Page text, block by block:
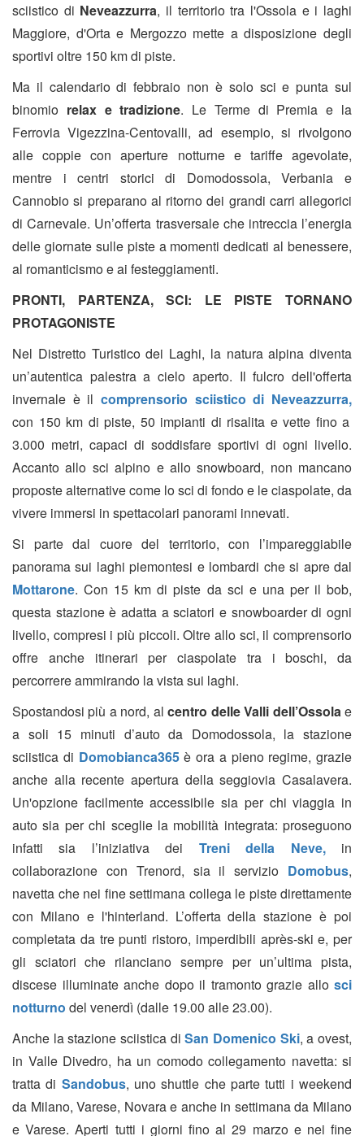
sciistico di Neveazzurra, il territorio tra l'Ossola e i laghi
Maggiore, d'Orta e Mergozzo mette a disposizione degli
sportivi oltre 150 km di piste.
Ma il calendario di febbraio non è solo sci e punta sul
binomio relax e tradizione. Le Terme di Premia e la
Ferrovia Vigezzina-Centovalli, ad esempio, si rivolgono
alle coppie con aperture notturne e tariffe agevolate,
mentre i centri storici di Domodossola, Verbania e
Cannobio si preparano al ritorno dei grandi carri allegorici
di Carnevale. Un’offerta trasversale che intreccia l’energia
delle giornate sulle piste a momenti dedicati al benessere,
al romanticismo e ai festeggiamenti.
PRONTI, PARTENZA, SCI: LE PISTE TORNANO
PROTAGONISTE
Nel Distretto Turistico dei Laghi, la natura alpina diventa
un’autentica palestra a cielo aperto. Il fulcro dell'offerta
invernale è il comprensorio sciistico di Neveazzurra,
con 150 km di piste, 50 impianti di risalita e vette fino a
3.000 metri, capaci di soddisfare sportivi di ogni livello.
Accanto allo sci alpino e allo snowboard, non mancano
proposte alternative come lo sci di fondo e le ciaspolate, da
vivere immersi in spettacolari panorami innevati.
Si parte dal cuore del territorio, con l’impareggiabile
panorama sui laghi piemontesi e lombardi che si apre dal
Mottarone. Con 15 km di piste da sci e una per il bob,
questa stazione è adatta a sciatori e snowboarder di ogni
livello, compresi i più piccoli. Oltre allo sci, il comprensorio
offre anche itinerari per ciaspolate tra i boschi, da
percorrere ammirando la vista sui laghi.
Spostandosi più a nord, al centro delle Valli dell’Ossolae
a soli 15 minuti d’auto da Domodossola, la stazione
sciistica di Domobianca365è ora a pieno regime, grazie
anche alla recente apertura della seggiovia Casalavera.
Un'opzione facilmente accessibile sia per chi viaggia in
auto sia per chi sceglie la mobilità integrata: proseguono
infatti sia l’iniziativa dei Treni della Neve,in
collaborazione con Trenord, sia il servizio Domobus,
navetta che nei fine settimana collega le piste direttamente
con Milano e l'hinterland. L’offerta della stazione è poi
completata da tre punti ristoro, imperdibili après-ski e, per
gli sciatori che rilanciano sempre per un’ultima pista,
discese illuminate anche dopo il tramonto grazie allo sci
notturno del venerdì (dalle 19.00 alle 23.00).
Anche la stazione sciistica diSan Domenico Ski, a ovest,
in Valle Divedro, ha un comodo collegamento navetta: si
tratta di Sandobus, uno shuttle che parte tutti i weekend
da Milano, Varese, Novara e anche in settimana da Milano
e Varese.Aperti tutti i giorni fino al 29 marzo e nei fine